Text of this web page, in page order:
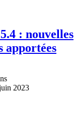
: nouvelles
apportées
2023